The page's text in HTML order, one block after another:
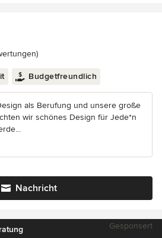
5 von 5 Sternen
Budgetfreundlich
als Berufung und unsere große
wir schönes Design für Jede*n
Nachricht
Gesponsert